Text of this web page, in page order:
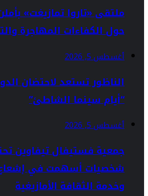
ملتقى «تاروا تمازيغت»
حول الكفاءات المهاجرة
أغسطس 5, 2026
الناظور تستعد لاحتضان
“أيام سينما الشاطئ”
أغسطس 5, 2026
جمعية فستيفال تيفاوين
شخصيات أسهمت في
وخدمة الثقافة الأمازيغية